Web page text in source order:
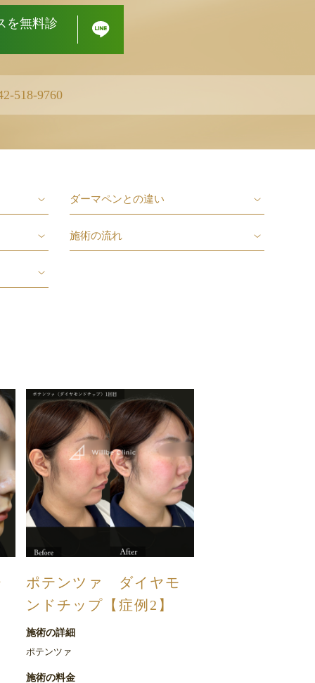
を無料診
518-9760
ダーマペンとの違い
施術の流れ
ポテンツァ ダイヤモ
ンドチップ【症例2】
施術の詳細
ポテンツァ
施術の料金